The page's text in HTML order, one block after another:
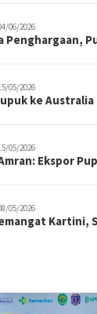
06/2026
Penghargaan,
05/2026
ke
05/2026
Ekspor
05/2026
Kartini,